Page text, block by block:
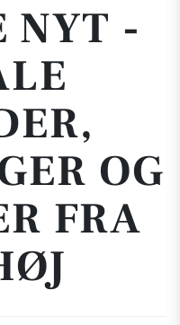
NYT -
OG
FRA